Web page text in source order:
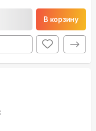
В корзину